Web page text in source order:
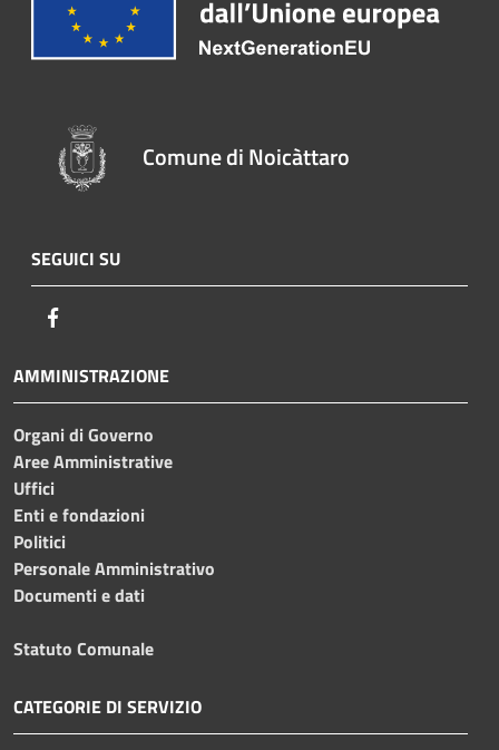
Comune di Noicàttaro
SEGUICI SU
AMMINISTRAZIONE
Organi di Governo
Aree Amministrative
Uffici
Enti e fondazioni
Politici
Personale Amministrativo
Documenti e dati
Statuto Comunale
CATEGORIE DI SERVIZIO